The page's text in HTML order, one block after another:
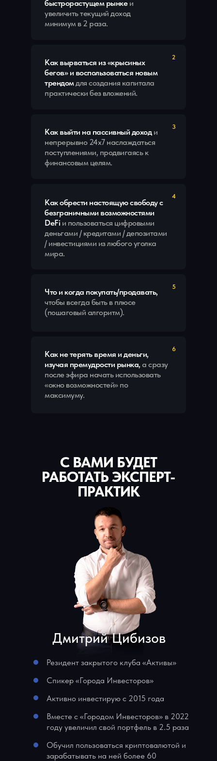
быстрорастущем рынке и
увеличить текущий доход
минимум в 2 раза.
Как вырваться из «крысиных
бегов»и воспользоваться новым
трендомдля создания капитала
практически без вложений.
2
Как выйти на пассивный доход и
непрерывно 24x7 наслаждаться
поступлениями, продвигаясь к
финансовым целям.
3
Как обрести настоящую свободу с
безграничными возможностями
DeFi и пользоваться цифровыми
деньгами / кредитами / депозитами
/ инвестициями из любого уголка
мира.
4
Что и когда покупать/продавать,
чтобы всегда быть в плюсе
(пошаговый алгоритм).
5
Как не терять время и деньги,
изучая премудрости рынка, а сразу
после эфира начать использовать
«окно возможностей» по
максимуму.
6
Резидент закрытого клуба «Активы»
Спикер «Города Инвесторов»
Активно инвестирую с 2015 года
Вместе с «Городом Инвесторов» в 2022
году увеличил свой портфель в 2.5 раза
Обучил пользоваться криптовалютой и
зарабатывать на ней более 60
Дмитрий Цибизов
С ВАМИ БУДЕТ
РАБОТАТЬ ЭКСПЕРТ-
ПРАКТИК